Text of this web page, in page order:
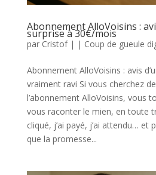
Abonnement AlloVoisins :
surprise à 30€/mois
par Cristof| | Coup de gueule
Abonnement AlloVoisins : avis
vraiment ravi Si vous cherchez
l’abonnement AlloVoisins, vous
vous raconter le mien, en toute
cliqué, j’ai payé, j’ai attendu… et
que la promesse...